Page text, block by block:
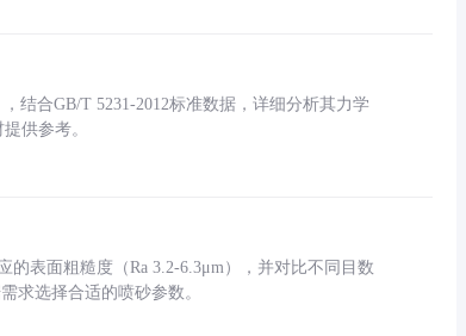
结合GB/T 5231-2012标准数据，详细分析其力学
供参考。
表面粗糙度（Ra 3.2-6.3μm），并对比不同目数
求选择合适的喷砂参数。